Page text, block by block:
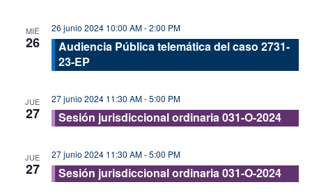
MIÉ
26
26 junio 2024 10:00 AM-2:00 PM
Audiencia Pública telemática del caso 2731-
23-EP
JUE
27
27 junio 2024 11:30 AM-5:00 PM
Sesión jurisdiccional ordinaria 031-O-2024
JUE
27
27 junio 2024 11:30 AM-5:00 PM
Sesión jurisdiccional ordinaria 031-O-2024